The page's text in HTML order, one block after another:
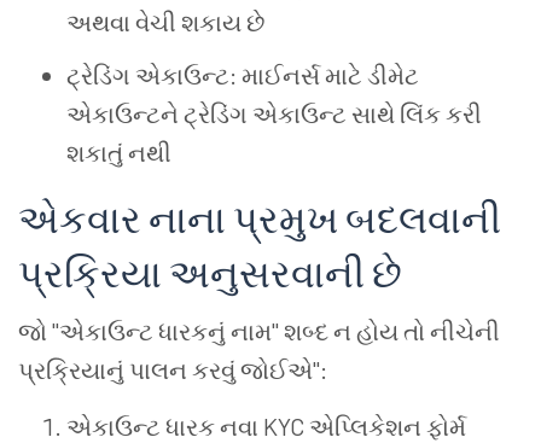
અથવા વેચી શકાય છે
ટ્રેડિંગ એકાઉન્ટ: માઈનર્સ માટે ડીમેટ
એકાઉન્ટને ટ્રેડિંગ એકાઉન્ટ સાથે લિંક કરી
શકાતું નથી
એકવાર નાના પ્રમુખ બદલવાની
પ્રક્રિયા અનુસરવાની છે
જો "એકાઉન્ટ ધારકનું નામ" શબ્દન હોયતો નીચેની
પ્રક્રિયાનું પાલન કરવુંજોઈએ":
એકાઉન્ટ ધારક નવા KYC એપ્લિકેશન ફોર્મ